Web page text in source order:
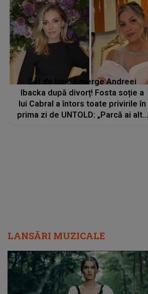
Cât de bine îi merge Andreei
Ibacka după divorț! Fosta soție a
lui Cabral a întors toate privirile în
prima zi de UNTOLD: „Parcă ai altă
LANSĂRI MUZICALE